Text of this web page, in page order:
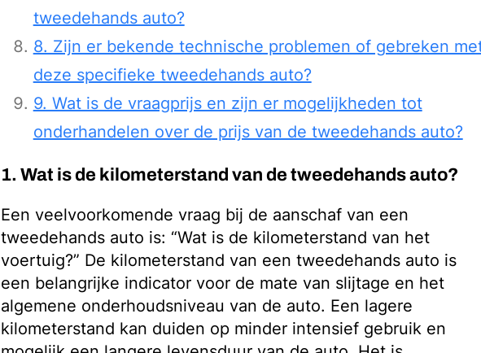
tweedehands auto?
8. Zijn er bekende technische problemen of gebreken
deze specifieke tweedehands auto?
9. Wat is de vraagprijs en zijn er mogelijkheden tot
onderhandelen over de prijs van de tweedehands auto?
1. Wat is de kilometerstand van de tweedehands auto?
Een veelvoorkomende vraag bij de aanschaf van een
tweedehands auto is: “Wat is de kilometerstand van het
voertuig?” De kilometerstand van een tweedehands auto is
een belangrijke indicator voor de mate van slijtage en het
algemene onderhoudsniveau van de auto. Een lagere
kilometerstand kan duiden op minder intensief gebruik en